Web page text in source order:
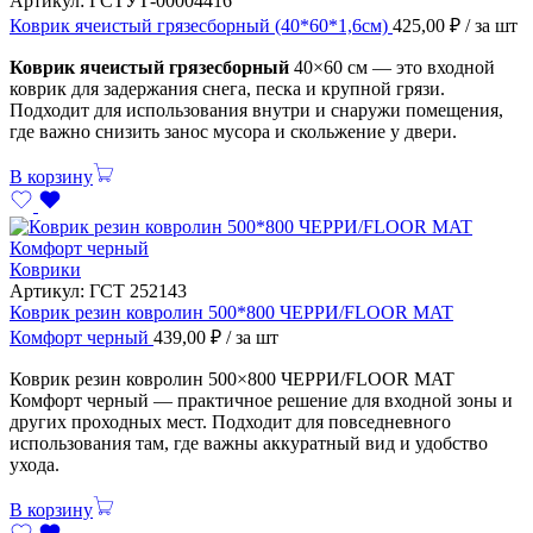
Коврик ячеистый грязесборный (40*60*1,6см) 425,00 ₽ / за шт
Коврик ячеистый грязесборный 40×60 см — это входной
коврик для задержания снега, песка и крупной грязи.
Подходит для использования внутри и снаружи помещения,
где важно снизить занос мусора и скольжение у двери.
В корзину
Коврики
Артикул: ГСТ 252143
Коврик резин ковролин 500*800 ЧЕРРИ/FLOOR MAT
Комфорт черный 439,00 ₽ / за шт
Коврик резин ковролин 500×800 ЧЕРРИ/FLOOR MAT
Комфорт черный — практичное решение для входной зоны и
других проходных мест. Подходит для повседневного
использования там, где важны аккуратный вид и удобство
ухода.
В корзину